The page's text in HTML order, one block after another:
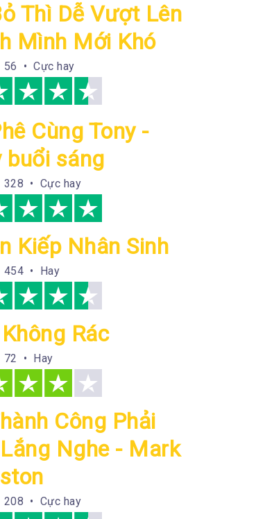
Thì Dễ Vượt Lên
Mình Mới Khó
56 • Cực hay
Cùng Tony -
buổi sáng
328 • Cực hay
Kiếp Nhân Sinh
454 • Hay
Rác
72 • Hay
Công Phải
Nghe - Mark
208 • Cực hay